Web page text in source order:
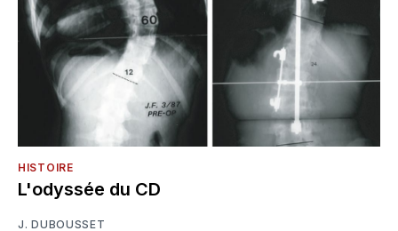
HISTOIRE
L'odyssée du CD
J. DUBOUSSET